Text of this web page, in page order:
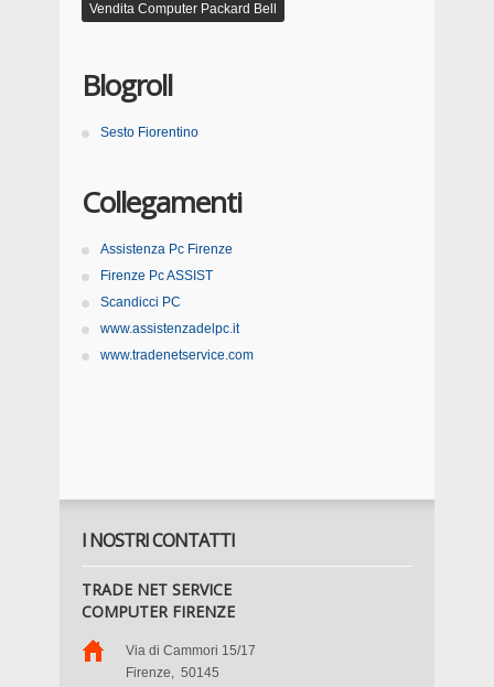
Vendita Computer Packard Bell
Blogroll
Sesto Fiorentino
Collegamenti
Assistenza Pc Firenze
Firenze Pc ASSIST
Scandicci PC
www.assistenzadelpc.it
www.tradenetservice.com
I NOSTRI CONTATTI
TRADE NET SERVICE
COMPUTER FIRENZE
Via di Cammori 15/17
Firenze, 50145